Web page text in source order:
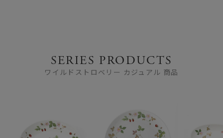
SERIES PRODUCTS
ワイルドストロベリー カジュアル 商品